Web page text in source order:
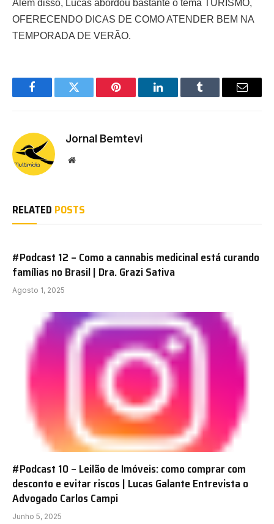
Além disso, Lucas abordou bastante o tema TURISMO,
OFERECENDO DICAS DE COMO ATENDER BEM NA
TEMPORADA DE VERÃO.
FacebookTwitter Pinterest LinkedInTumblr Email
Jornal Bemtevi
Website
RELATED POSTS
#Podcast 12 – Como a cannabis medicinal está curando
famílias no Brasil | Dra. Grazi Sativa
Agosto 1, 2025
#Podcast 10 – Leilão de Imóveis: como comprar com
desconto e evitar riscos | Lucas Galante Entrevista o
Advogado Carlos Campi
Junho 5, 2025